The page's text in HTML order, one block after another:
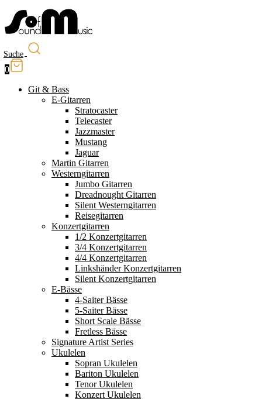
Suche
0
Git & Bass
E-Gitarren
Stratocaster
Telecaster
Jazzmaster
Mustang
Jaguar
Martin Gitarren
Westerngitarren
Jumbo Gitarren
Dreadnought Gitarren
Silent Westerngitarren
Reisegitarren
Konzertgitarren
1/2 Konzertgitarren
3/4 Konzertgitarren
4/4 Konzertgitarren
Linkshänder Konzertgitarren
Silent Konzertgitarren
E-Bässe
4-Saiter Bässe
5-Saiter Bässe
Short Scale Bässe
Fretless Bässe
Signature Artist Series
Ukulelen
Sopran Ukulelen
Bariton Ukulelen
Tenor Ukulelen
Konzert Ukulelen